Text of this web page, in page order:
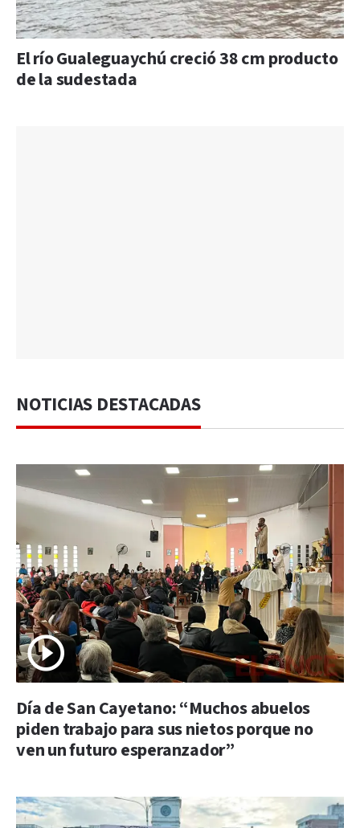
El río Gualeguaychú creció 38 cm producto
de la sudestada
NOTICIAS DESTACADAS
Día de San Cayetano: “Muchos abuelos
piden trabajo para sus nietos porque no
ven un futuro esperanzador”